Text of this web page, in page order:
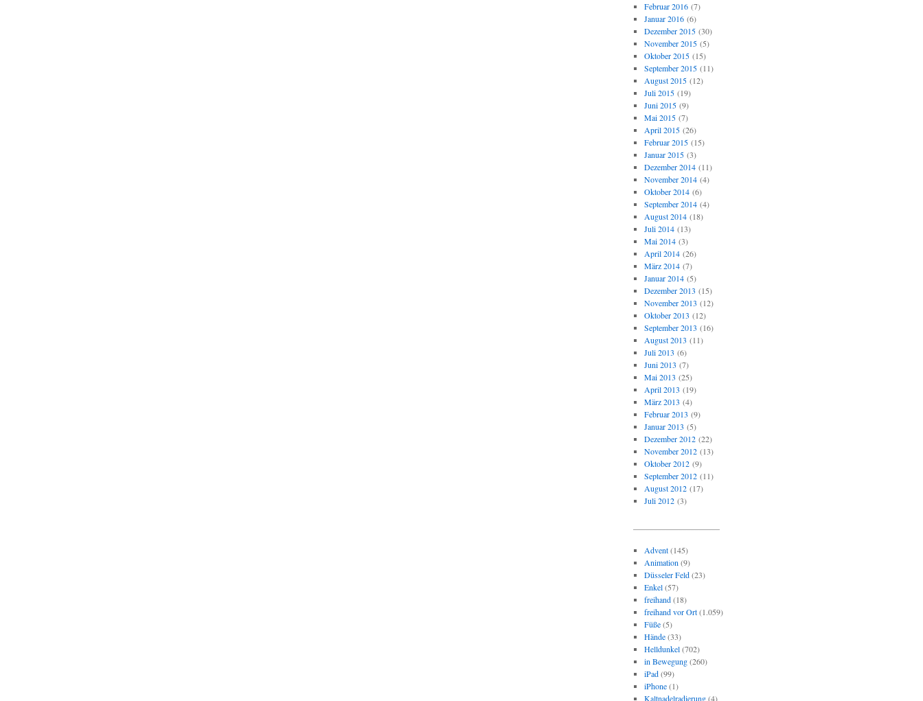
Februar 2016(7)
Januar 2016(6)
Dezember 2015(30)
November 2015(5)
Oktober 2015(15)
September 2015(11)
August 2015(12)
Juli 2015(19)
Juni 2015(9)
Mai 2015(7)
April 2015(26)
Februar 2015(15)
Januar 2015(3)
Dezember 2014(11)
November 2014(4)
Oktober 2014(6)
September 2014(4)
August 2014(18)
Juli 2014(13)
Mai 2014(3)
April 2014(26)
März 2014(7)
Januar 2014(5)
Dezember 2013 (15)
November 2013 (12)
Oktober 2013 (12)
September 2013 (16)
August 2013 (11)
Juli 2013 (6)
Juni 2013 (7)
Mai 2013 (25)
April 2013 (19)
März 2013 (4)
Februar 2013 (9)
Januar 2013 (5)
Dezember 2012(22)
November 2012(13)
Oktober 2012(9)
September 2012(11)
August 2012(17)
Juli 2012(3)
Advent(145)
Animation (9)
Düsseler Feld(23)
Enkel(57)
freihand(18)
freihand vor Ort(1.059)
Füße(5)
Hände(33)
Helldunkel(702)
in Bewegung(260)
iPad(99)
iPhone(1)
Kaltnadelradierung(4)